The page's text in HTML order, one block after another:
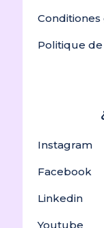
Politique
Instagram
Facebook
Linkedin
Youtube